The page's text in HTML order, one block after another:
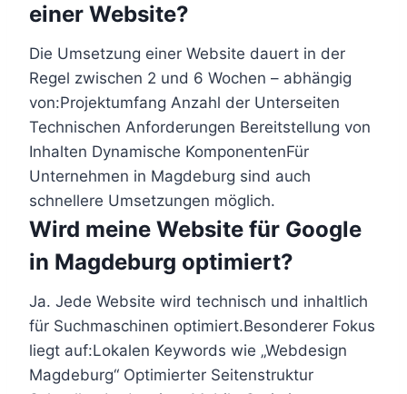
einer Website?
Die Umsetzung einer Website dauert in der
Regel zwischen 2 und 6 Wochen – abhängig
von:Projektumfang Anzahl der Unterseiten
Technischen Anforderungen Bereitstellung von
Inhalten Dynamische KomponentenFür
Unternehmen in Magdeburg sind auch
schnellere Umsetzungen möglich.
Wird meine Website für Google
in Magdeburg optimiert?
Ja. Jede Website wird technisch und inhaltlich
für Suchmaschinen optimiert.Besonderer Fokus
liegt auf:Lokalen Keywords wie „Webdesign
Magdeburg“ Optimierter Seitenstruktur